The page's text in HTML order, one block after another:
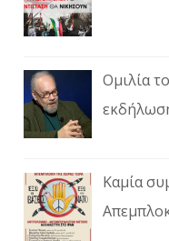
Ομιλία
Καμία